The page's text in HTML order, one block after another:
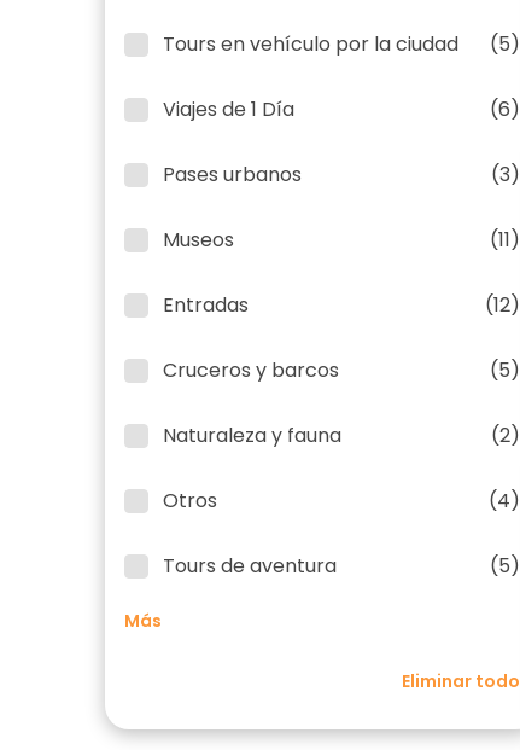
Tours en vehículo por la ciudad (5)
Viajes de 1 Día (6)
Pases urbanos (3)
Museos (11)
Entradas (12)
Cruceros y barcos (5)
Naturaleza y fauna (2)
Otros (4)
Tours de aventura (5)
Más
Eliminar todo